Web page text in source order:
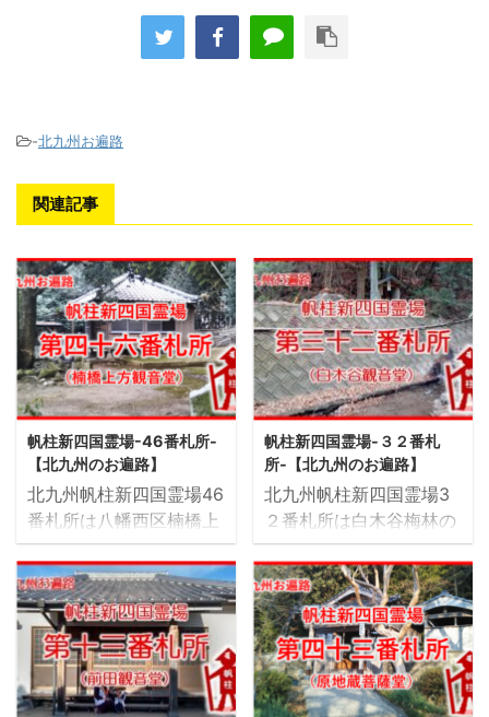
-北九州お遍路
関連記事
帆柱新四国霊場-46番札所-
【北九州のお遍路】
北九州帆柱新四国霊場46
番札所は八幡西区楠橋上
方にお堂です。 最終参拝
日 令和4年2月20日 46
番札所「楠橋上方観音
堂」 所在地〒807-1141
北九州市八幡西区楠橋上
方2-7-48寺号ー宗派ーお
寺のご本尊ー脇侍ー帆柱
帆柱新四国霊場-３２番札
所-【北九州のお遍路】
北九州帆柱新四国霊場3
２番札所は白木谷梅林の
奥、小川を渡っていくお
堂です。 梅雨時期や台風
時は川の水量が増して危
険ですので、近づかない
ように十分気をつけてお
参り下さい。 最終参拝
日 令和3年12月26日 令